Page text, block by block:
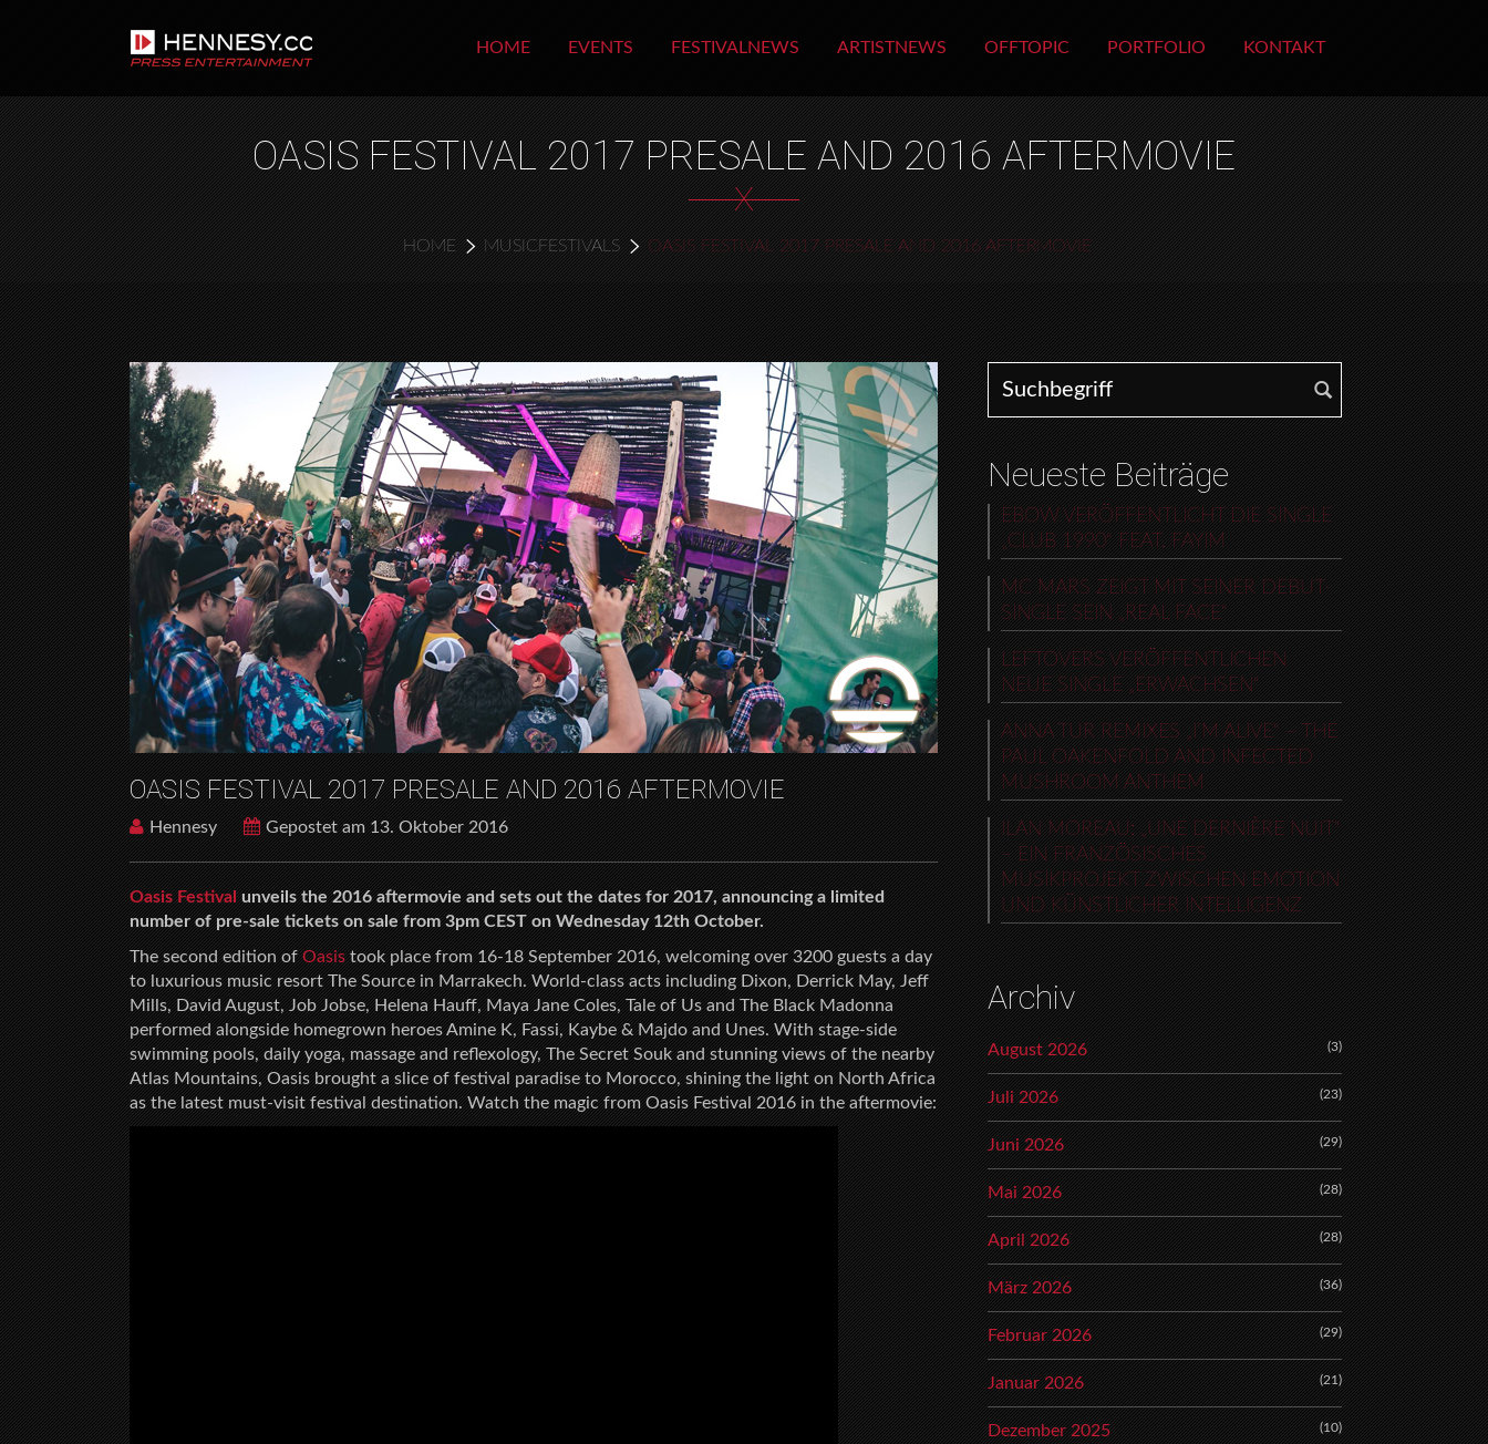
HOME EVENTS FESTIVALNEWS ARTISTNEWS OFFTOPIC PORTFOLIO KONTAKT
OASIS FESTIVAL 2017 PRESALE AND 2016 AFTERMOVIE
X
HOME MUSICFESTIVALS OASIS FESTIVAL 2017 PRESALE AND 2016 AFTERMOVIE
OASIS FESTIVAL 2017 PRESALE AND 2016 AFTERMOVIE
Hennesy Gepostet am 13. Oktober 2016
Oasis Festivalunveils the 2016 aftermovie and sets out the dates for 2017, announcing a limited
number of pre-sale tickets on sale from 3pm CEST on Wednesday 12th October.
The second edition ofOasistook place from 16-18 September 2016, welcoming over 3200 guests a day
to luxurious music resort The Source in Marrakech. World-class acts including Dixon, Derrick May, Jeff
Mills, David August, Job Jobse, Helena Hauff, Maya Jane Coles, Tale of Us and The Black Madonna
performed alongside homegrown heroes Amine K, Fassi, Kaybe & Majdo and Unes. With stage-side
swimming pools, daily yoga, massage and reflexology, The Secret Souk and stunning views of the nearby
Atlas Mountains, Oasis brought a slice of festival paradise to Morocco, shining the light on North Africa
as the latest must-visit festival destination. Watch the magic from Oasis Festival 2016 in the aftermovie:
Search for:
Neueste Beiträge
EBOW VERÖFFENTLICHT DIE SINGLE
„CLUB 1990“ FEAT. FAYIM
MC MARS ZEIGT MIT SEINER DEBUT-
SINGLE SEIN „REAL FACE“
LEFTOVERS VERÖFFENTLICHEN
NEUE SINGLE „ERWACHSEN“
ANNA TUR REMIXES „I’M ALIVE“ – THE
PAUL OAKENFOLD AND INFECTED
MUSHROOM ANTHEM
ILAN MOREAU: „UNE DERNIÈRE NUIT“
– EIN FRANZÖSISCHES
MUSIKPROJEKT ZWISCHEN EMOTION
UND KÜNSTLICHER INTELLIGENZ
Archiv
August 2026 (3)
Juli 2026 (23)
Juni 2026 (29)
Mai 2026 (28)
April 2026 (28)
März 2026 (36)
Februar 2026 (29)
Januar 2026 (21)
Dezember 2025 (10)